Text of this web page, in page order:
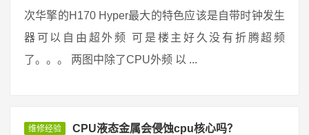
次华擎的H170 Hyper最大的特色应该是自带时钟发生
器可以自由超外频 可是楼主好久没有折腾超频
了。。。 两图中除了CPU外频 以 ...
维修经验 CPU液态金属会侵蚀cpu核心吗？